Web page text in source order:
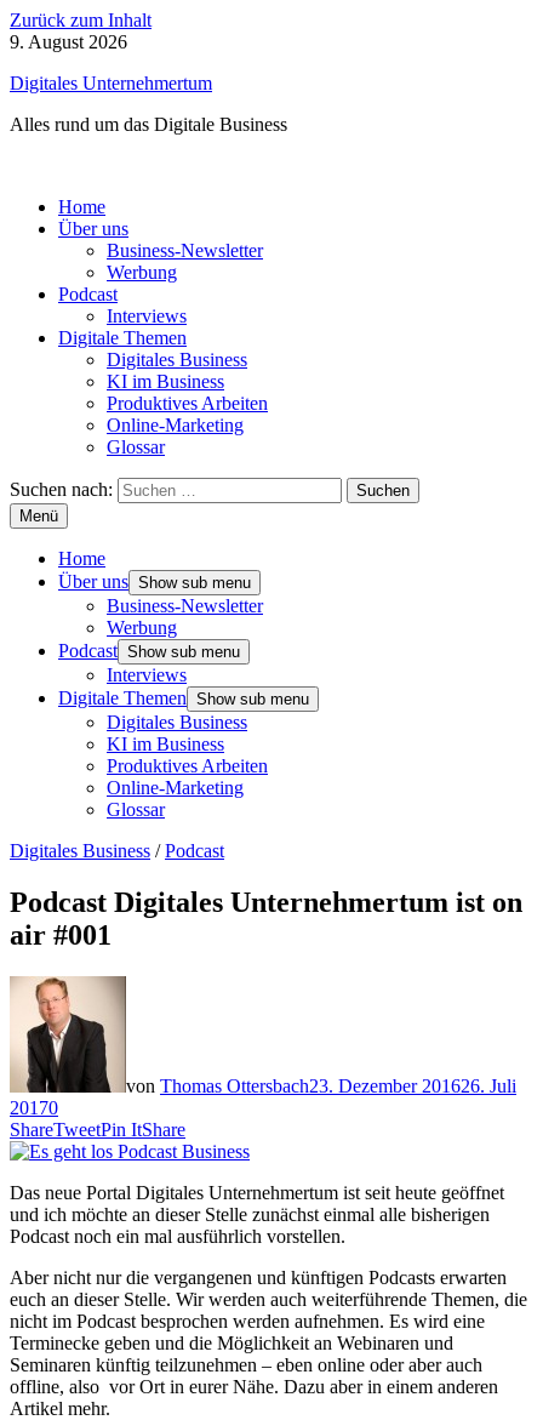
Zurück zum Inhalt
9. August 2026
Digitales Unternehmertum
Alles rund um das Digitale Business
Home
Über uns
Business-Newsletter
Werbung
Podcast
Interviews
Digitale Themen
Digitales Business
KI im Business
Produktives Arbeiten
Online-Marketing
Glossar
Suchen nach:
Menü
Home
Über uns Show sub menu
Business-Newsletter
Werbung
Podcast Show sub menu
Interviews
Digitale Themen Show sub menu
Digitales Business
KI im Business
Produktives Arbeiten
Online-Marketing
Glossar
Digitales Business /Podcast
Podcast Digitales Unternehmertum ist on
air #001
von Thomas Ottersbach23. Dezember 201626. Juli
20170
ShareTweetPin ItShare
Das neue Portal Digitales Unternehmertum ist seit heute geöffnet
und ich möchte an dieser Stelle zunächst einmal alle bisherigen
Podcast noch ein mal ausführlich vorstellen.
Aber nicht nur die vergangenen und künftigen Podcasts erwarten
euch an dieser Stelle. Wir werden auch weiterführende Themen, die
nicht im Podcast besprochen werden aufnehmen. Es wird eine
Terminecke geben und die Möglichkeit an Webinaren und
Seminaren künftig teilzunehmen – eben online oder aber auch
offline, also vor Ort in eurer Nähe. Dazu aber in einem anderen
Artikel mehr.